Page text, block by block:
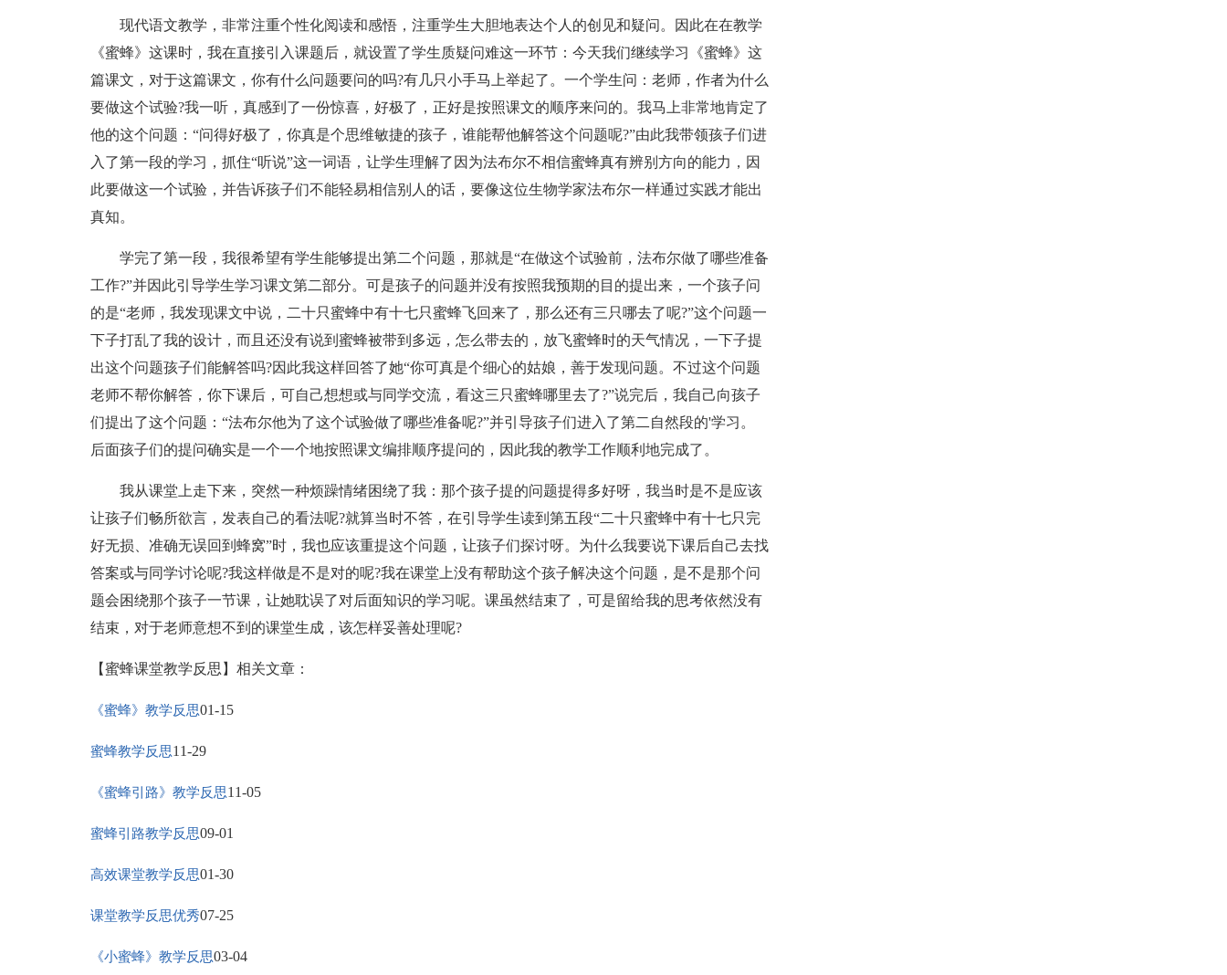
现代语文教学，非常注重个性化阅读和感悟，注重学生大胆地表达个人的创见和疑问。因此在在教学
《蜜蜂》这课时，我在直接引入课题后，就设置了学生质疑问难这一环节：今天我们继续学习《蜜蜂》这
篇课文，对于这篇课文，你有什么问题要问的吗?有几只小手马上举起了。一个学生问：老师，作者为什么
要做这个试验?我一听，真感到了一份惊喜，好极了，正好是按照课文的顺序来问的。我马上非常地肯定了
他的这个问题：“问得好极了，你真是个思维敏捷的孩子，谁能帮他解答这个问题呢?”由此我带领孩子们进
入了第一段的学习，抓住“听说”这一词语，让学生理解了因为法布尔不相信蜜蜂真有辨别方向的能力，因
此要做这一个试验，并告诉孩子们不能轻易相信别人的话，要像这位生物学家法布尔一样通过实践才能出
真知。
学完了第一段，我很希望有学生能够提出第二个问题，那就是“在做这个试验前，法布尔做了哪些准备
工作?”并因此引导学生学习课文第二部分。可是孩子的问题并没有按照我预期的目的提出来，一个孩子问
的是“老师，我发现课文中说，二十只蜜蜂中有十七只蜜蜂飞回来了，那么还有三只哪去了呢?”这个问题一
下子打乱了我的设计，而且还没有说到蜜蜂被带到多远，怎么带去的，放飞蜜蜂时的天气情况，一下子提
出这个问题孩子们能解答吗?因此我这样回答了她“你可真是个细心的姑娘，善于发现问题。不过这个问题
老师不帮你解答，你下课后，可自己想想或与同学交流，看这三只蜜蜂哪里去了?”说完后，我自己向孩子
们提出了这个问题：“法布尔他为了这个试验做了哪些准备呢?”并引导孩子们进入了第二自然段的'学习。
后面孩子们的提问确实是一个一个地按照课文编排顺序提问的，因此我的教学工作顺利地完成了。
我从课堂上走下来，突然一种烦躁情绪困绕了我：那个孩子提的问题提得多好呀，我当时是不是应该
让孩子们畅所欲言，发表自己的看法呢?就算当时不答，在引导学生读到第五段“二十只蜜蜂中有十七只完
好无损、准确无误回到蜂窝”时，我也应该重提这个问题，让孩子们探讨呀。为什么我要说下课后自己去找
答案或与同学讨论呢?我这样做是不是对的呢?我在课堂上没有帮助这个孩子解决这个问题，是不是那个问
题会困绕那个孩子一节课，让她耽误了对后面知识的学习呢。课虽然结束了，可是留给我的思考依然没有
结束，对于老师意想不到的课堂生成，该怎样妥善处理呢?
【蜜蜂课堂教学反思】相关文章：
《蜜蜂》教学反思01-15
蜜蜂教学反思11-29
《蜜蜂引路》教学反思11-05
蜜蜂引路教学反思09-01
高效课堂教学反思01-30
课堂教学反思优秀07-25
《小蜜蜂》教学反思03-04